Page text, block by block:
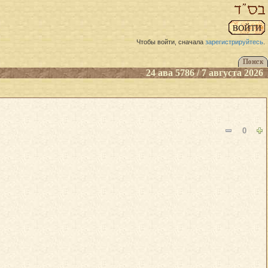
Чтобы войти, сначала зарегистрируйтесь.
24 ава 5786 / 7 августа 2026
0